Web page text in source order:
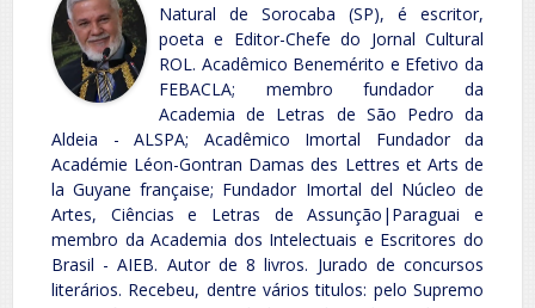
Natural de Sorocaba (SP), é escritor,
poeta e Editor-Chefe do Jornal Cultural
ROL. Acadêmico Benemérito e Efetivo da
FEBACLA; membro fundador da
Academia de Letras de São Pedro da
Aldeia - ALSPA; Acadêmico Imortal Fundador da
Académie Léon-Gontran Damas des Lettres et Arts de
la Guyane française; Fundador Imortal del Núcleo de
Artes, Ciências e Letras de Assunção|Paraguai e
membro da Academia dos Intelectuais e Escritores do
Brasil - AIEB. Autor de 8 livros. Jurado de concursos
literários. Recebeu, dentre vários titulos: pelo Supremo